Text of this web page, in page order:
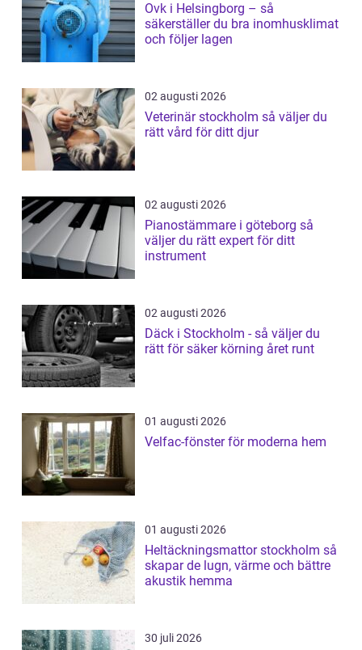
Ovk i Helsingborg – så
säkerställer du bra inomhusklimat
och följer lagen
02 augusti 2026
Veterinär stockholm så väljer du
rätt vård för ditt djur
02 augusti 2026
Pianostämmare i göteborg så
väljer du rätt expert för ditt
instrument
02 augusti 2026
Däck i Stockholm - så väljer du
rätt för säker körning året runt
01 augusti 2026
Velfac-fönster för moderna hem
01 augusti 2026
Heltäckningsmattor stockholm så
skapar de lugn, värme och bättre
akustik hemma
30 juli 2026